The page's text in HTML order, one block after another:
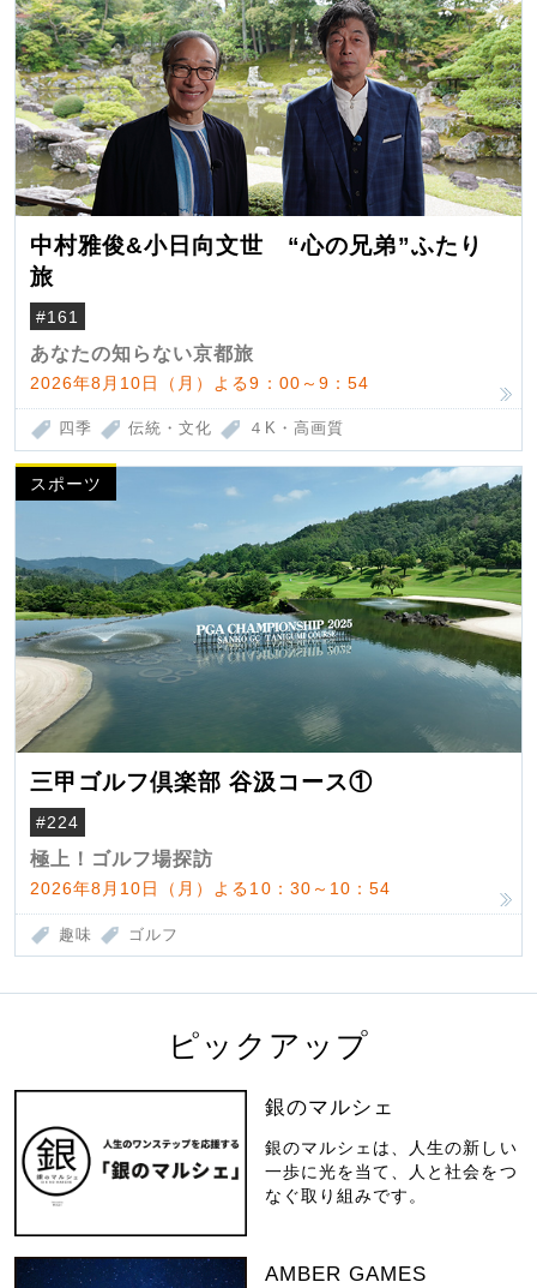
中村雅俊&小日向文世 “心の兄弟”ふたり
旅
#161
あなたの知らない京都旅
2026年8月10日（月）よる9：00～9：54
四季 伝統・文化 ４K・高画質
スポーツ
三甲ゴルフ倶楽部 谷汲コース①
#224
極上！ゴルフ場探訪
2026年8月10日（月）よる10：30～10：54
趣味 ゴルフ
ピックアップ
銀のマルシェ
銀のマルシェは、人生の新しい
一歩に光を当て、人と社会をつ
なぐ取り組みです。
AMBER GAMES